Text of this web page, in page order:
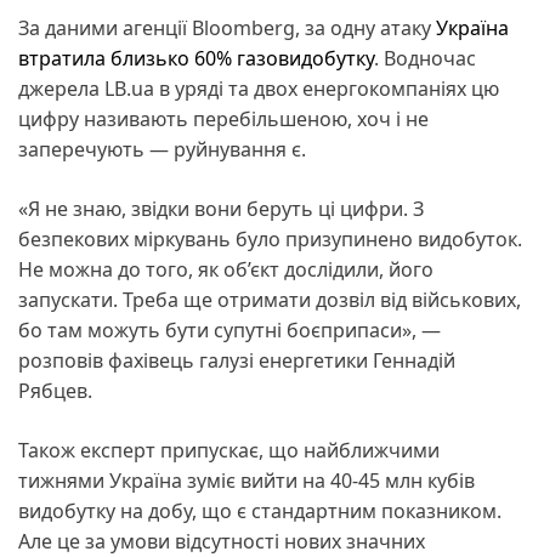
За даними агенції Bloomberg, за одну атакуУкраїна
втратила близько 60% газовидобутку. Водночас
джерела LB.ua в уряді та двох енергокомпаніях цю
цифру називають перебільшеною, хоч і не
заперечують — руйнування є.
«Я не знаю, звідки вони беруть ці цифри. З
безпекових міркувань було призупинено видобуток.
Не можна до того, як об’єкт дослідили, його
запускати. Треба ще отримати дозвіл від військових,
бо там можуть бути супутні боєприпаси», —
розповів фахівець галузі енергетики Геннадій
Рябцев.
Також експерт припускає, що найближчими
тижнями Україна зуміє вийти на 40-45 млн кубів
видобутку на добу, що є стандартним показником.
Але це за умови відсутності нових значних